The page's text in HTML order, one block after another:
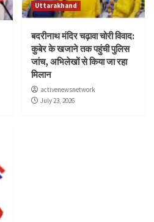
Uttarakhand
बदरीनाथ मंदिर चढ़ावा चोरी विवाद:
कुबेर के खजाने तक पहुंची पुलिस
जांच, अभिलेखों से किया जा रहा
मिलान
activenewsnetwork
July 23, 2026